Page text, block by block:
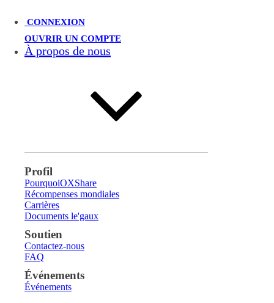
CONNEXION
OUVRIR UN COMPTE
À propos de nous
Profil
PourquoiOXShare
Récompenses mondiales
Carrières
Documents le'gaux
Soutien
Contactez-nous
FAQ
Événements
Événements